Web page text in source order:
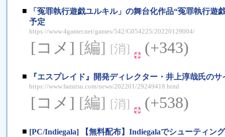
■
「冤罪執行遊戯ユルキル」の舞台化作品“冤罪執行
予定
https://www.4gamer.net/games/542/G054225/20220129004/
[コメ] [編] [消] (+343)
■ 『エスプレイド』開発ディレクター・井上淳哉氏の
https://www.famitsu.com/news/202201/29249418.html
[コメ] [編] [消] (+538)
■ [PC/Indiegala] 【無料配布】Indiegalaでシューティン